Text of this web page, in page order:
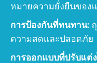
หมายความยั่งยืนขอ
การป้องกันที่ทนทาน:
ความสดและปลอดภัย
การออกแบบที่ปรับแต่